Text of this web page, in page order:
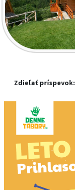
Zdieľať príspevok: